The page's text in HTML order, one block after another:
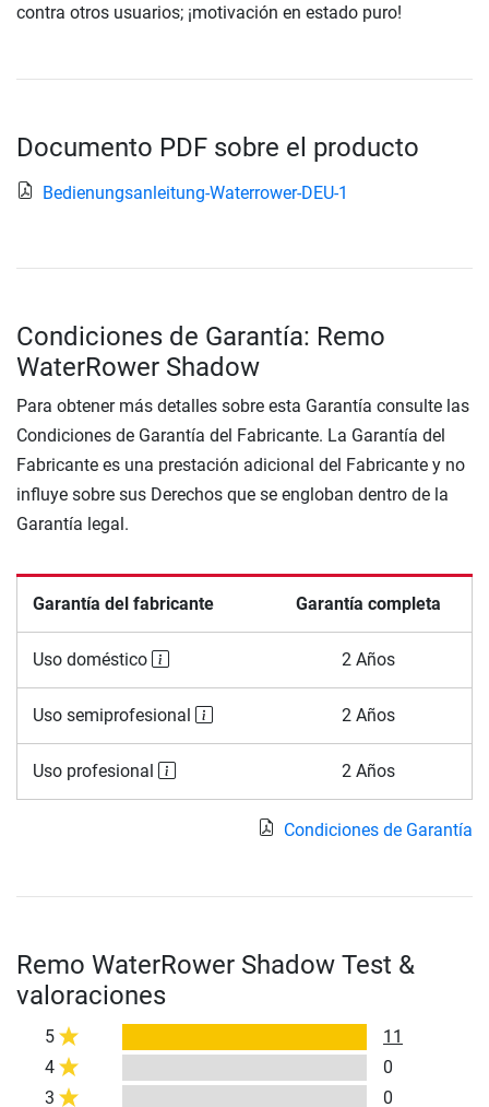
contra otros usuarios; ¡motivación en estado puro!
Documento PDF sobre el producto
Bedienungsanleitung-Waterrower-DEU-1
Condiciones de Garantía: Remo
WaterRower Shadow
Para obtener más detalles sobre esta Garantía consulte las
Condiciones de Garantía del Fabricante. La Garantía del
Fabricante es una prestación adicional del Fabricante y no
influye sobre sus Derechos que se engloban dentro de la
Garantía legal.
Garantía del fabricante Garantía completa
Uso doméstico 2 Años
Uso semiprofesional 2 Años
Uso profesional 2 Años
Condiciones de Garantía
Remo WaterRower Shadow Test &
valoraciones
5
11
4
0
3
0